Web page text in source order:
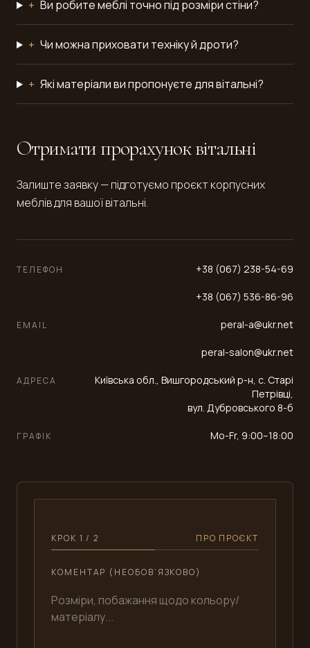
+ Ви робите меблі точно під розміри стіни?
+ Чи можна приховати техніку й дроти?
+ Які матеріали ви пропонуєте для вітальні?
Отримати прорахунок вітальні
Залиште заявку — підготуємо проєкт корпусних
меблів для вашої вітальні.
ТЕЛЕФОН +38 (067) 238-54-69
+38 (067) 536-86-96
EMAIL peral-a@ukr.net
peral-salon@ukr.net
АДРЕСА
Київська обл., Вишгородський р-н, с. Старі
Петрівці,
вул. Дубровського 8-б
ГРАФІК Mo-Fr, 9:00–18:00
КРОК 1 / 2 ПРО ПРОЄКТ
КОМЕНТАР (НЕОБОВ’ЯЗКОВО)